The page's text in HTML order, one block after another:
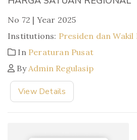
No 72 | Year 2025
Institutions: Presiden dan Wakil
In Peraturan Pusat
ByAdmin Regulasip
View Details